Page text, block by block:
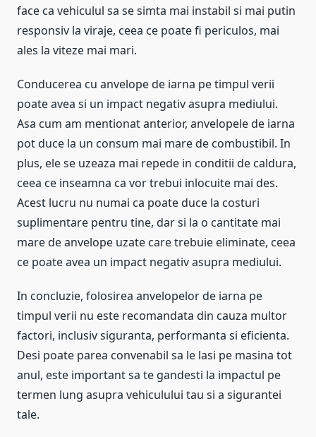
face ca vehiculul sa se simta mai instabil si mai putin
responsiv la viraje, ceea ce poate fi periculos, mai
ales la viteze mai mari.
Conducerea cu anvelope de iarna pe timpul verii
poate avea si un impact negativ asupra mediului.
Asa cum am mentionat anterior, anvelopele de iarna
pot duce la un consum mai mare de combustibil. In
plus, ele se uzeaza mai repede in conditii de caldura,
ceea ce inseamna ca vor trebui inlocuite mai des.
Acest lucru nu numai ca poate duce la costuri
suplimentare pentru tine, dar si la o cantitate mai
mare de anvelope uzate care trebuie eliminate, ceea
ce poate avea un impact negativ asupra mediului.
In concluzie, folosirea anvelopelor de iarna pe
timpul verii nu este recomandata din cauza multor
factori, inclusiv siguranta, performanta si eficienta.
Desi poate parea convenabil sa le lasi pe masina tot
anul, este important sa te gandesti la impactul pe
termen lung asupra vehiculului tau si a sigurantei
tale.